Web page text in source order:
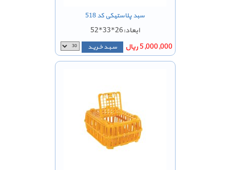
سبد پلاستیکی کد 518
ابعاد:26*33*52
5,000,000 ریال
سـبـد خـریـد